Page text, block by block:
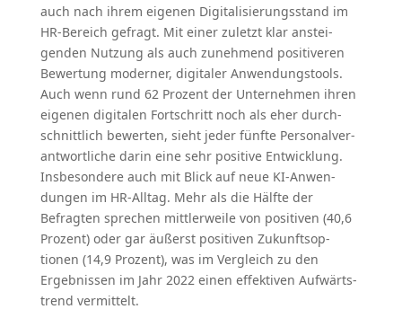
auch nach ihrem eigenen Digita­li­sie­rungs­stand im
HR-Bereich gefragt. Mit einer zuletzt klar anstei­
genden Nutzung als auch zunehmend positi­veren
Bewertung moderner, digitaler Anwen­dungs­tools.
Auch wenn rund 62 Prozent der Unter­nehmen ihren
eigenen digitalen Fortschritt noch als eher durch­
schnittlich bewerten, sieht jeder fünfte Perso­nal­ver­
ant­wort­liche darin eine sehr positive Entwicklung.
Insbe­sondere auch mit Blick auf neue KI-Anwen­
dungen im HR-Alltag. Mehr als die Hälfte der
Befragten sprechen mittler­weile von positiven (40,6
Prozent) oder gar äußerst positiven Zukunfts­op­
tionen (14,9 Prozent), was im Vergleich zu den
Ergeb­nissen im Jahr 2022 einen effek­tiven Aufwärts­
trend vermittelt.